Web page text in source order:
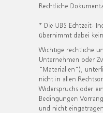
Rechtliche
* Die UBS Echtzeit-
übernimmt dabei
Wichtige rechtliche
Unternehmen oder
"Materialien"),
nicht in allen
Widerspruchs oder
Bedingungen
und nicht